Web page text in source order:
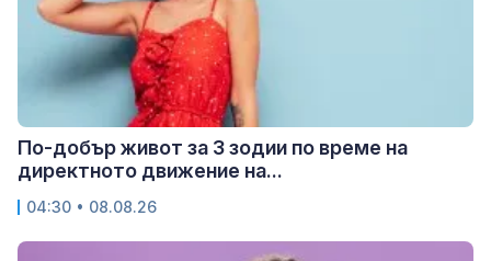
По-добър живот за 3 зодии по време на
директното движение на...
04:30 • 08.08.26